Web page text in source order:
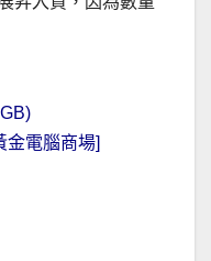
金電腦商場]